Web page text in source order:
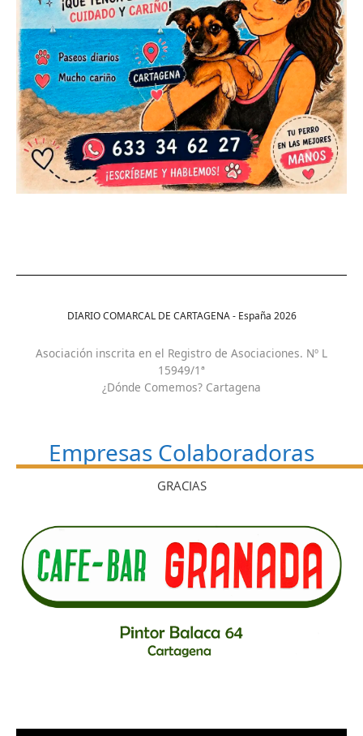
DIARIO COMARCAL DE CARTAGENA - España 2026
Asociación inscrita en el Registro de Asociaciones. Nº L
15949/1ª
¿Dónde Comemos? Cartagena
Empresas Colaboradoras
GRACIAS